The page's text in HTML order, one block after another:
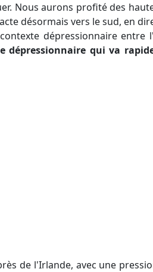
désormais vers le sud, en
dépressionnaire entre
dépressionnaire qui va